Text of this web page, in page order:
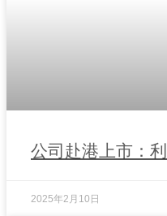
公司赴港上市：
2025年2月10日